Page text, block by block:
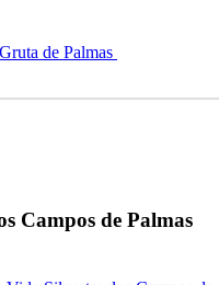
de Palmas
Campos de Palmas